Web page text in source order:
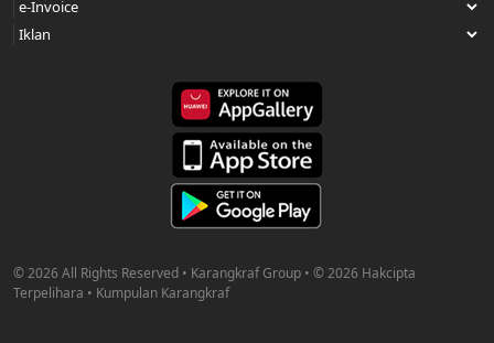
© 2026 All Rights Reserved • Karangkraf Group • © 2026 Hakcipta
Terpelihara • Kumpulan Karangkraf